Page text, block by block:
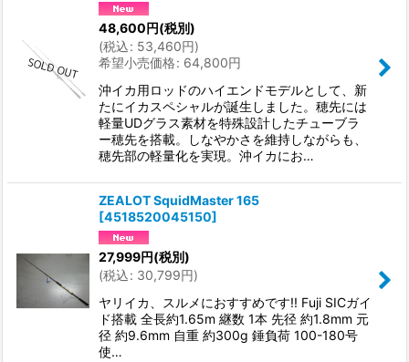
48,600円(税別)
(税込: 53,460円)
希望小売価格: 64,800円
沖イカ用ロッドのハイエンドモデルとして、新
たにイカスペシャルが誕生しました。穂先には
軽量UDグラス素材を特殊設計したチューブラ
ー穂先を搭載。しなやかさを維持しながらも、
穂先部の軽量化を実現。沖イカにお…
ZEALOT SquidMaster 165
[4518520045150]
27,999円(税別)
(税込: 30,799円)
ヤリイカ、スルメにおすすめです!! Fuji SICガイ
ド搭載 全長約1.65m 継数 1本 先径 約1.8mm 元
径 約9.6mm 自重 約300g 錘負荷 100-180号
使…